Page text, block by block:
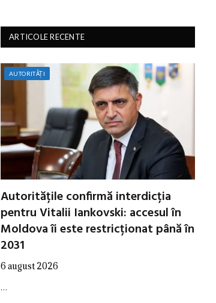
ARTICOLE RECENTE
AUTORITĂȚI
Autoritățile confirmă interdicția
pentru Vitalii Iankovski: accesul în
Moldova îi este restricționat până în
2031
6 august 2026
…